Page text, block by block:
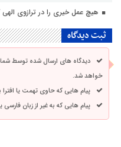
هیچ عمل خیری را در ترازوی
ثبت دیدگاه
دیدگاه های ارسال شده توسط
خواهد شد.
پیام هایی که حاوی تهمت یا
پیام هایی که به غیر از زبان